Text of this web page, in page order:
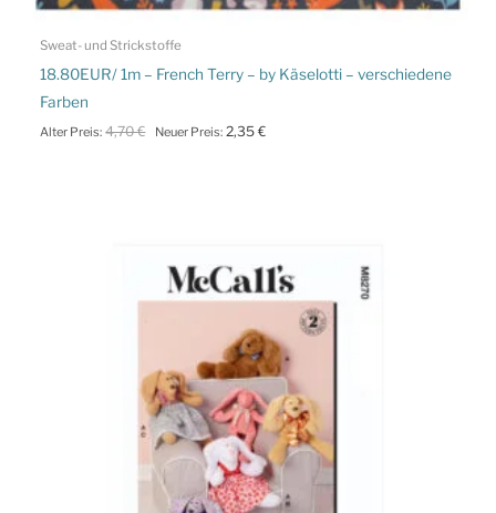
Sweat- und Strickstoffe
18.80EUR/ 1m – French Terry – by Käselotti – verschiedene
Farben
Alter Preis: 4,70€
Ursprünglicher
Neuer Preis: 2,35 €Aktueller